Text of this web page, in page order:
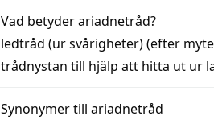
Vad betyderariadnetråd?
ledtråd (ur svårigheter) (efter
trådnystan till hjälp att hitta ut ur
Synonymer till ariadnetråd